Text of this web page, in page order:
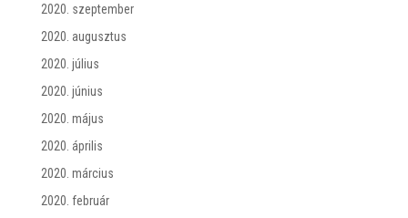
2020. szeptember
2020. augusztus
2020. július
2020. június
2020. május
2020. április
2020. március
2020. február